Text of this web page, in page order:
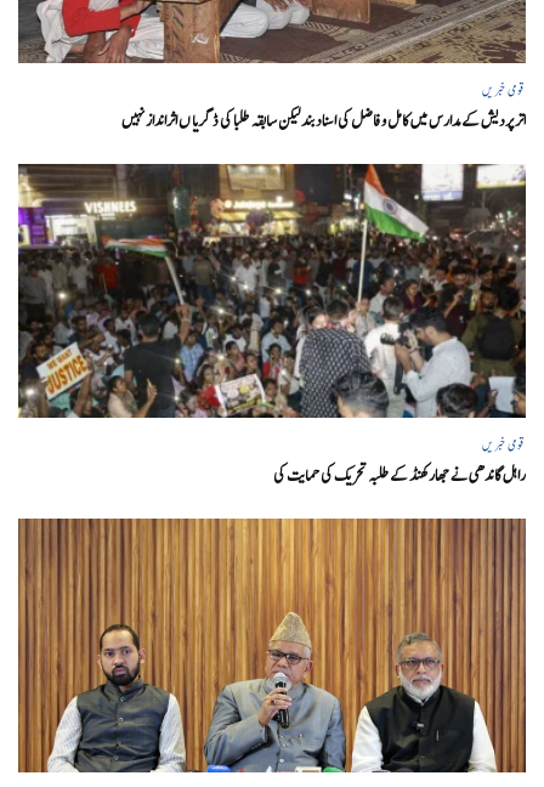
قومی خبریں
اتر پردیش کےمدارس میں کامل و فاضل کی اسناد بند لیکن سابقہ طلبا کی ڈگریا ں اثرانداز نہیں
قومی خبریں
راہل گاندھی نے جھارکھنڈ کے طلبہ تحریک کی حمایت کی